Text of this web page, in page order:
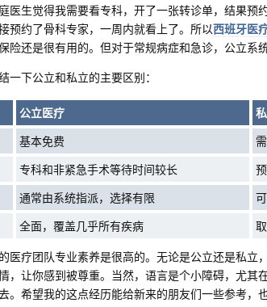
医生觉得我需要看专科，开了一张转诊单，结果预
预约了骨科专家，一周内就看上了。所以西班牙医
险还是很有用的。但对于常规病症和急诊，公立系
一下公立和私立的主要区别：
公立医疗
基本免费
专科和非紧急手术等待时间较长
通常由系统指派，选择有限
全面，覆盖几乎所有疾病
医疗团队专业素养是很高的。无论是公立还是私
，让你感到被尊重。当然，语言是个小障碍，尤其
。希望我的这点经历能给新来的朋友们一些参考，